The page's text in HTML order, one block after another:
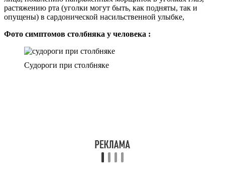
растяжению рта (уголки могут быть, как подняты, так и
опущены) в сардонической насильственной улыбке,
Фото симптомов столбняка у человека :
Судороги при столбняке
В течение нескольких дней присоединяется спазм